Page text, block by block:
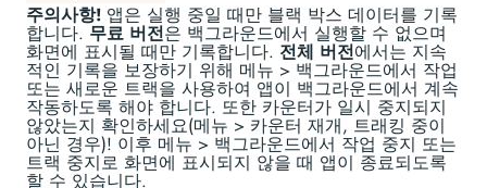
주의사항! 앱은 실행 중일 때만 블랙 박스 데이터를 기록
합니다. 무료 버전은 백그라운드에서 실행할 수 없으며
화면에 표시될 때만 기록합니다. 전체 버전에서는 지속
적인 기록을 보장하기 위해 메뉴 > 백그라운드에서 작업
또는 새로운 트랙을 사용하여 앱이 백그라운드에서 계속
작동하도록 해야 합니다. 또한 카운터가 일시 중지되지
않았는지 확인하세요(메뉴 > 카운터 재개, 트래킹 중이
아닌 경우)! 이후 메뉴 > 백그라운드에서 작업 중지 또는
트랙 중지로 화면에 표시되지 않을 때 앱이 종료되도록
할 수 있습니다.